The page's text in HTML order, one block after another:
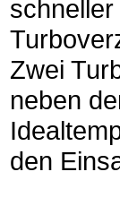
Zwei
neben
den